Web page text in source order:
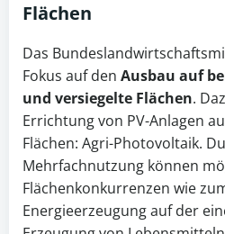
Flächen
Das
Fokus auf den Ausbau auf
und versiegelte Flächen.
Errichtung von PV-Anlagen
Flächen: Agri-Photovoltaik.
Mehrfachnutzung können
Flächenkonkurrenzen wie
Energieerzeugung auf der